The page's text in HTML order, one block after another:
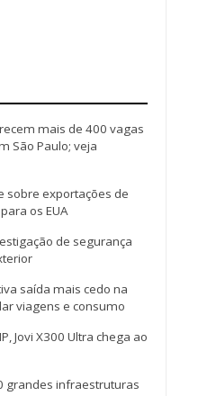
mais de 400 vagas
São Paulo; veja
sobre exportações de
os EUA
de segurança
saída mais cedo na
viagens e consumo
Jovi X300 Ultra chega ao
grandes infraestruturas